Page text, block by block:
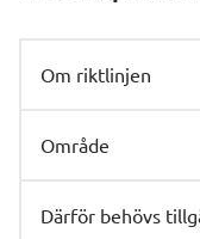
Om riktlinjen
Område
Därför behövs